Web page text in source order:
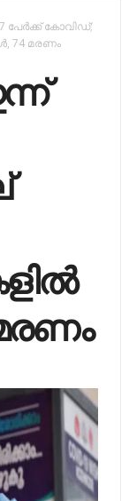
പേര്‍ക്ക് കോവിഡ്;
74 മരണം